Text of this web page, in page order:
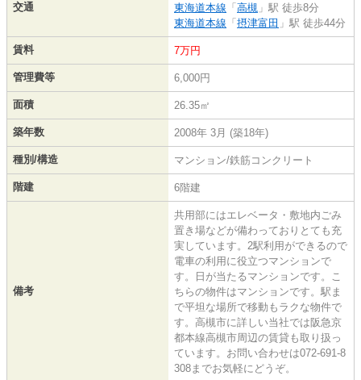
交通
東海道本線 「 高槻 」駅 徒歩8分
東海道本線 「 摂津富田 」駅 徒歩44分
賃料 7万円
管理費等 6,000円
面積 26.35㎡
築年数 2008年 3月 (築18年)
種別/構造 マンション/鉄筋コンクリート
階建 6階建
備考
共用部にはエレベータ・敷地内ごみ
置き場などが備わっておりとても充
実しています。2駅利用ができるので
電車の利用に役立つマンションで
す。日が当たるマンションです。こ
ちらの物件はマンションです。駅ま
で平坦な場所で移動もラクな物件で
す。高槻市に詳しい当社では阪急京
都本線高槻市周辺の賃貸も取り扱っ
ています。お問い合わせは072-691-8
308までお気軽にどうぞ。